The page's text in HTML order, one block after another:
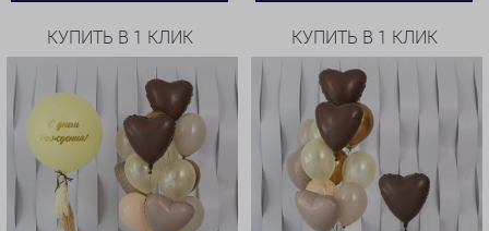
КУПИТЬ В 1 КЛИК КУПИТЬ В 1 КЛИК